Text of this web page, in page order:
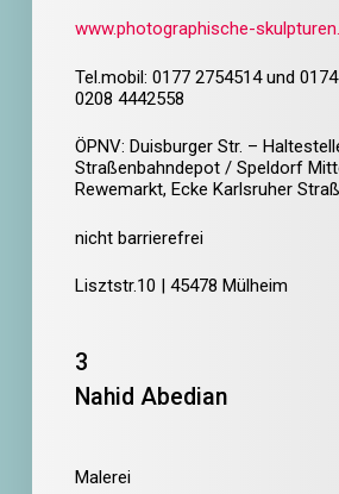
www.photographische-
Tel.mobil: 0177 2754514 und
0208 4442558
ÖPNV: Duisburger Str. –
Straßenbahndepot / Speldorf
Rewemarkt, Ecke Karlsruher
nicht barrierefrei
Lisztstr.10 | 45478 Mülheim
3
Nahid Abedian
Malerei